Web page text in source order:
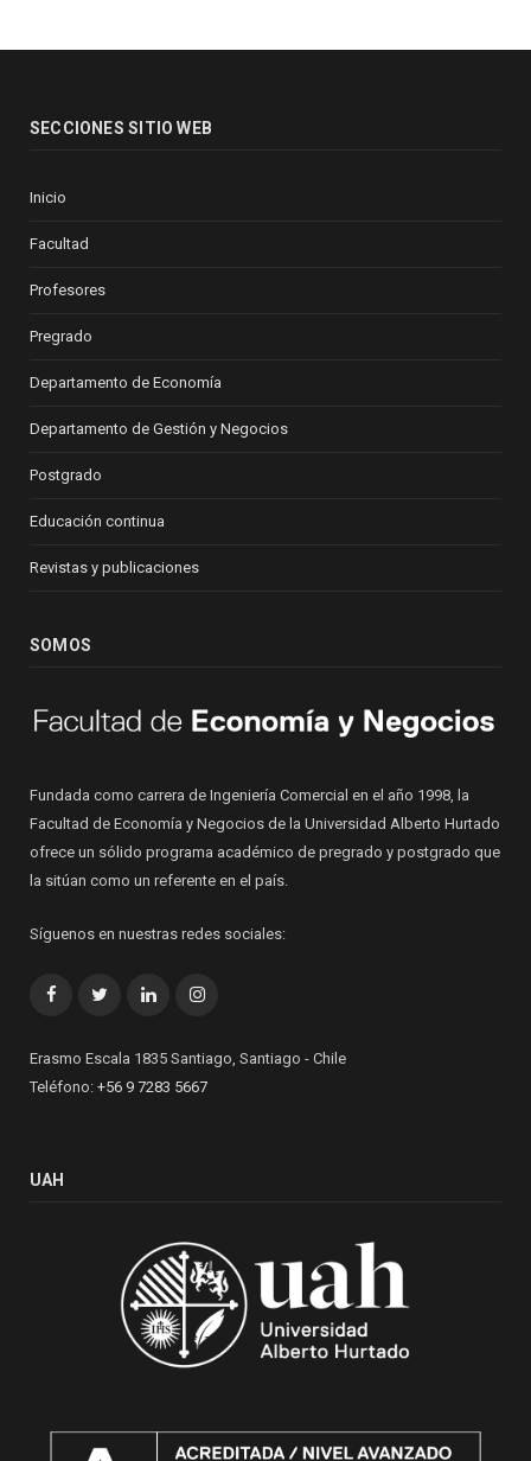
SECCIONES SITIO WEB
Inicio
Facultad
Profesores
Pregrado
Departamento de Economía
Departamento de Gestión y Negocios
Postgrado
Educación continua
Revistas y publicaciones
SOMOS
Fundada como carrera de Ingeniería Comercial en el año 1998, la
Facultad de Economía y Negocios de la Universidad Alberto Hurtado
ofrece un sólido programa académico de pregrado y postgrado que
la sitúan como un referente en el país.
Síguenos en nuestras redes sociales:
FacebookTwitterLinkedInInstagram
Erasmo Escala 1835 Santiago, Santiago - Chile
Teléfono: +56 9 7283 5667
UAH